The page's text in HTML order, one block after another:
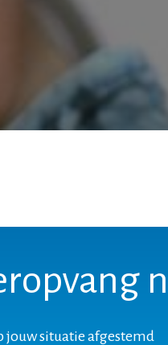
jouw situatie afgestemd